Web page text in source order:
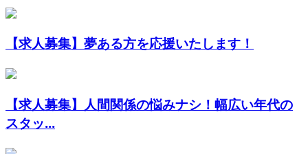
【求人募集】夢ある方を応援いたします！
【求人募集】人間関係の悩みナシ！幅広い年代の
スタッ...